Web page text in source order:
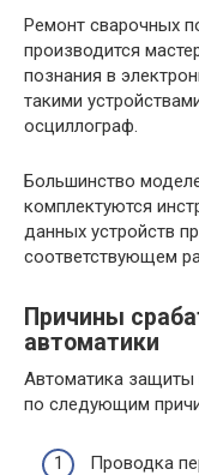
Ремонт сварочных
производится
познания в
такими
осциллограф.
Большинство
комплектуются
данных устройств
соответствующем
Причины
автоматики
Автоматика защиты
по следующим
Проводка